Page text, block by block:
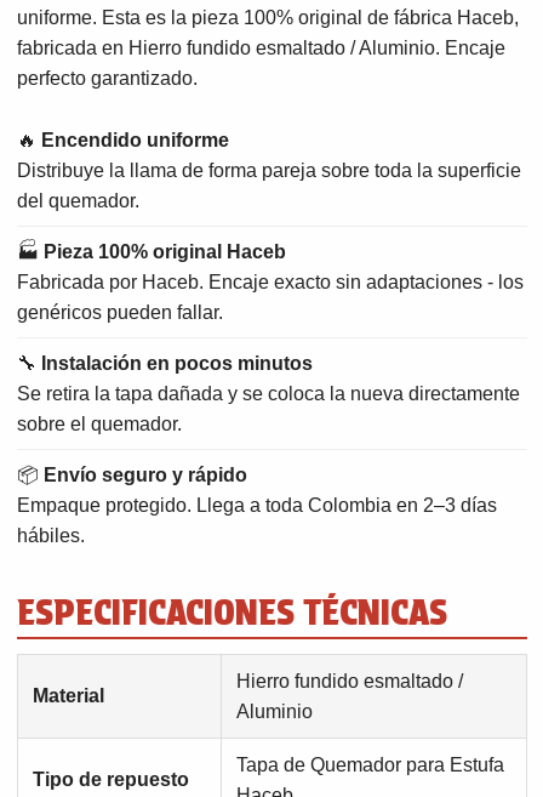
uniforme. Esta es la pieza 100% original de fábrica Haceb,
fabricada en Hierro fundido esmaltado / Aluminio. Encaje
perfecto garantizado.
🔥 Encendido uniforme
Distribuye la llama de forma pareja sobre toda la superficie
del quemador.
🏭 Pieza 100% original Haceb
Fabricada por Haceb. Encaje exacto sin adaptaciones - los
genéricos pueden fallar.
🔧
Instalación en pocos minutos
Se retira la tapa dañada y se coloca la nueva directamente
sobre el quemador.
📦 Envío seguro y rápido
Empaque protegido. Llega a toda Colombia en 2–3 días
hábiles.
ESPECIFICACIONES TÉCNICAS
Material
Hierro fundido esmaltado /
Aluminio
Tipo de repuesto
Tapa de Quemador para Estufa